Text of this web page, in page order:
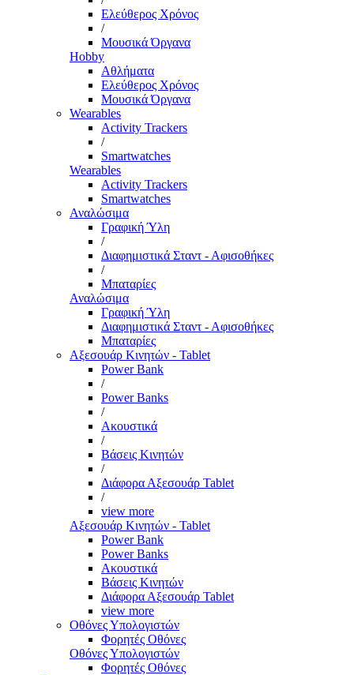
Ελεύθερος Χρόνος
/
Μουσικά Όργανα
Hobby
Αθλήματα
Ελεύθερος Χρόνος
Μουσικά Όργανα
Wearables
Activity Trackers
/
Smartwatches
Wearables
Activity Trackers
Smartwatches
Αναλώσιμα
Γραφική Ύλη
/
Διαφημιστικά Σταντ - Αφισοθήκες
/
Μπαταρίες
Αναλώσιμα
Γραφική Ύλη
Διαφημιστικά Σταντ - Αφισοθήκες
Μπαταρίες
Αξεσουάρ Κινητών - Tablet
Power Bank
/
Power Banks
/
Ακουστικά
/
Βάσεις Κινητών
/
Διάφορα Αξεσουάρ Tablet
/
view more
Αξεσουάρ Κινητών - Tablet
Power Bank
Power Banks
Ακουστικά
Βάσεις Κινητών
Διάφορα Αξεσουάρ Tablet
view more
Οθόνες Υπολογιστών
Φορητές Οθόνες
Οθόνες Υπολογιστών
Φορητές Οθόνες